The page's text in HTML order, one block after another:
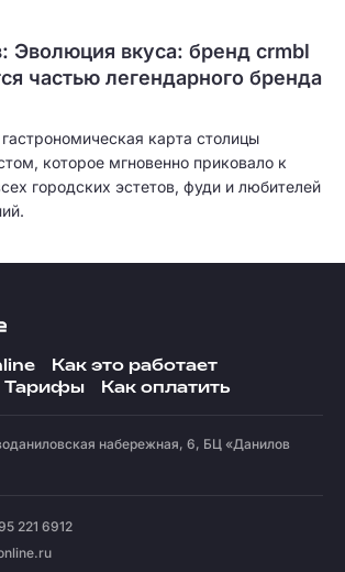
Эволюция вкуса: бренд crmbl
частью легендарного бренда
карта столицы
которое мгновенно приковало к
городских эстетов, фуди и любителей
Как это работает
Тарифы Как оплатить
набережная, 6, БЦ «Данилов
221 6912